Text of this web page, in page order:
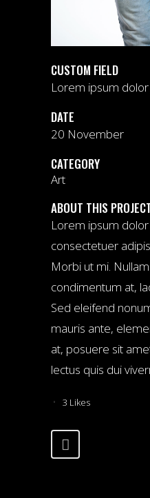
CUSTOM FIELD
Lorem ipsum
DATE
20 November
CATEGORY
Art
ABOUT THIS
Lorem ipsum
consectetuer
Morbi ut mi.
condimentum at,
Sed eleifend
mauris ante,
at, posuere sit
lectus quis dui
3 Likes